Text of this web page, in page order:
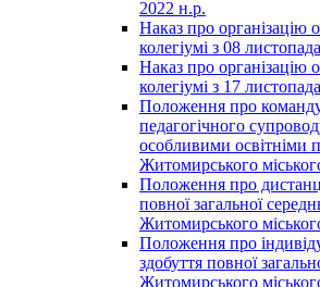
2022 н.р.
Наказ про організацію
колегіумі з 08
Наказ про організацію
колегіумі з 17
Положення про
педагогічного
особливими освітніми
Житомирського
Положення про
повної загальної
Житомирського
Положення про
здобуття повної
Житомирського